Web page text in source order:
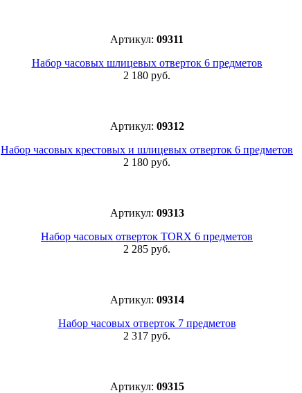
Артикул: 09311
Набор часовых шлицевых отверток 6 предметов
2 180 руб.
Артикул: 09312
Набор часовых крестовых и шлицевых отверток 6 предметов
2 180 руб.
Артикул: 09313
Набор часовых отверток TORX 6 предметов
2 285 руб.
Артикул: 09314
Набор часовых отверток 7 предметов
2 317 руб.
Артикул: 09315